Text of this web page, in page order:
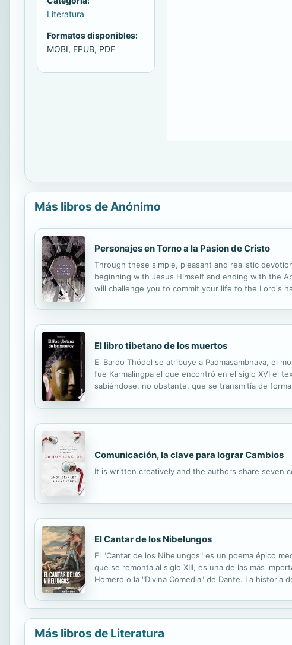
Literatura
Formatos disponibles:
MOBI, EPUB, PDF
Más libros de Anónimo
Personajes en Torno a la Pasion de Cristo
Through these simple, pleasant and realistic
beginning with Jesus Himself and ending with the
will challenge you to commit your life to the Lord's
El libro tibetano de los muertos
El Bardo Thödol se atribuye a Padmasambhava, el
fue Karmalingpa el que encontró en el siglo XVI el
sabiéndose, no obstante, que se transmitía de
Comunicación, la clave para lograr Cambios
It is written creatively and the authors share seven
El Cantar de los Nibelungos
El "Cantar de los Nibelungos" es un poema épico
que se remonta al siglo XIII, es una de las más
Homero o la "Divina Comedia" de Dante. La historia
Más libros de Literatura